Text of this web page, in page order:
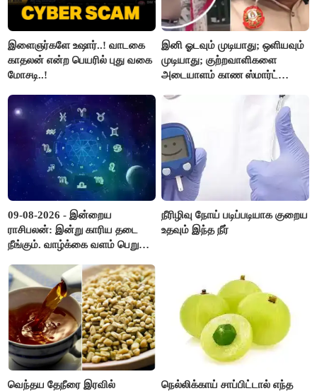
இளைஞர்களே உஷார்..! வாடகை
காதலன் என்ற பெயரில் புது வகை
மோசடி..!
இனி ஓடவும் முடியாது; ஒளியவும்
முடியாது; குற்றவாளிகளை
அடையாளம் காண ஸ்மார்ட்
09-08-2026 - இன்றைய
ராசிபலன்: இன்று காரிய தடை
நீங்கும். வாழ்க்கை வளம் பெறும்.
எடைபோடுவது நல்லது..!
நீரிழிவு நோய் படிப்படியாக குறைய
உதவும் இந்த நீர்
வெந்தய தேநீரை இரவில்
நெல்லிக்காய் சாப்பிட்டால் எந்த